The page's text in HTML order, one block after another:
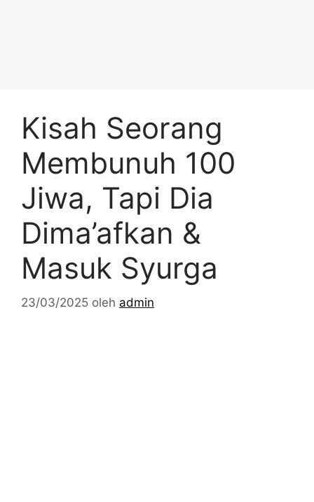
Kisah Seorang
Membunuh 100
Jiwa, Tapi Dia
Dima’afkan &
Masuk Syurga
23/03/2025 oleh admin